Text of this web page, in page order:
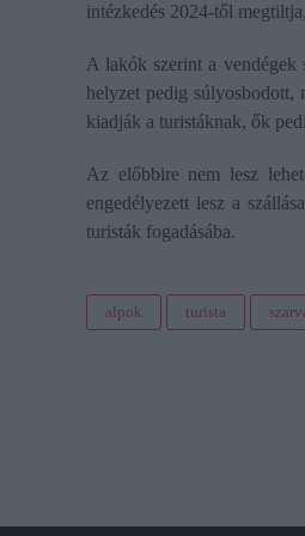
intézkedés 2024-től
A lakók szerint a vendégek
helyzet pedig súlyosbodott,
kiadják a turistáknak, ők
Az előbbire nem lesz
engedélyezett lesz a
turisták fogadásába.
alpok turista